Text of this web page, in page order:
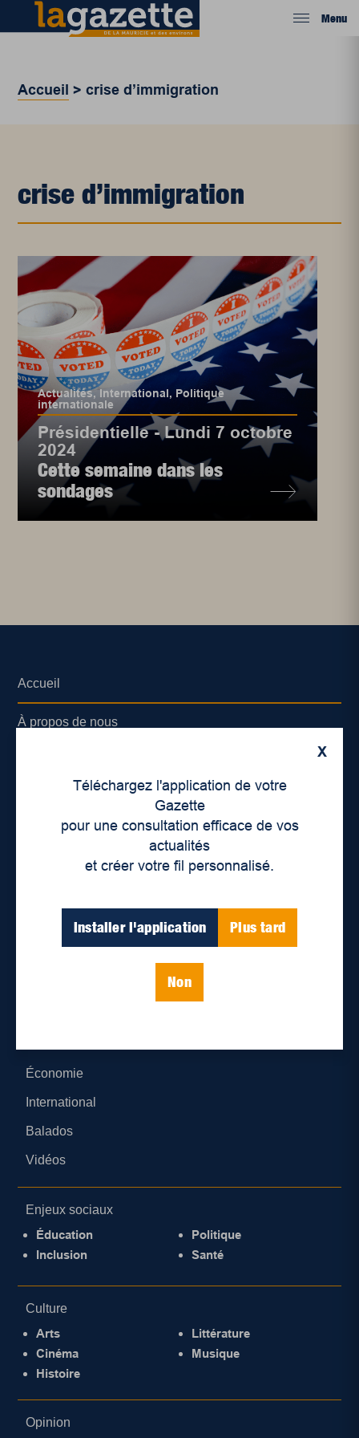
Menu
Accueil >crise d’immigration
crise d’immigration
Actualités, International, Politique
internationale
Présidentielle - Lundi 7 octobre
2024
Cette semaine dans les
sondages
X
Téléchargez l'application de votre
Gazette
pour une consultation efficace de vos
actualités
et créer votre fil personnalisé.
Installer l'application Plus tard
Non
Accueil
À propos de nous
Lieux de distribution
Économie
International
Balados
Vidéos
Enjeux sociaux
Éducation
Inclusion
Politique
Santé
Culture
Arts
Cinéma
Histoire
Littérature
Musique
Opinion